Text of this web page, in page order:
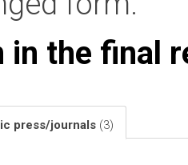
in the final
press/journals (3)